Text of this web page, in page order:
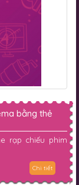
bằng thẻ
rạp chiếu phim
Chi tiết